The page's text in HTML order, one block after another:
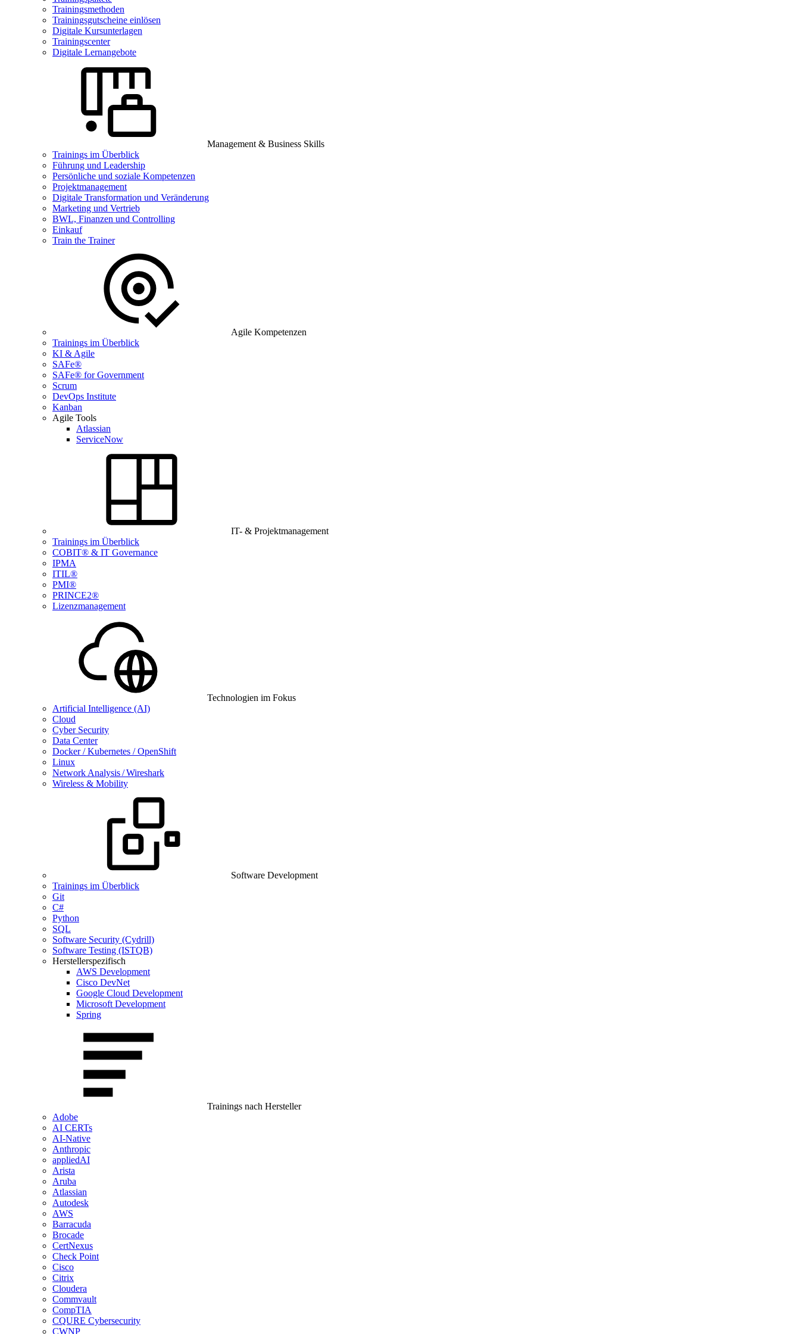
Trainingsmethoden
Trainingsgutscheine einlösen
Digitale Kursunterlagen
Trainingscenter
Digitale Lernangebote
Management & Business Skills
Trainings im Überblick
Führung und Leadership
Persönliche und soziale Kompetenzen
Projektmanagement
Digitale Transformation und Veränderung
Marketing und Vertrieb
BWL, Finanzen und Controlling
Einkauf
Train the Trainer
Agile Kompetenzen
Trainings im Überblick
KI & Agile
SAFe®
SAFe® for Government
Scrum
DevOps Institute
Kanban
Agile Tools
Atlassian
ServiceNow
IT- & Projektmanagement
Trainings im Überblick
COBIT® & IT Governance
IPMA
ITIL®
PMI®
PRINCE2®
Lizenzmanagement
Technologien im Fokus
Artificial Intelligence (AI)
Cloud
Cyber Security
Data Center
Docker / Kubernetes / OpenShift
Linux
Network Analysis / Wireshark
Wireless & Mobility
Software Development
Trainings im Überblick
Git
C#
Python
SQL
Software Security (Cydrill)
Software Testing (ISTQB)
Herstellerspezifisch
AWS Development
Cisco DevNet
Google Cloud Development
Microsoft Development
Spring
Trainings nach Hersteller
Adobe
AI CERTs
AI-Native
Anthropic
appliedAI
Arista
Aruba
Atlassian
Autodesk
AWS
Barracuda
Brocade
CertNexus
Check Point
Cisco
Citrix
Cloudera
Commvault
CompTIA
CQURE Cybersecurity
CWNP